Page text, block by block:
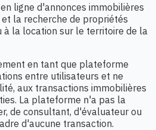
ligne d'annonces immobilières
la recherche de propriétés
à la location sur le territoire de la
en tant que plateforme
entre utilisateurs et ne
aux transactions immobilières
La plateforme n'a pas la
de consultant, d'évaluateur ou
d'aucune transaction.